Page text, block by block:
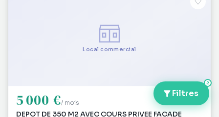
Filtres
2
Local commercial
5 000 €/ mois
DEPOT DE 350 M2 AVEC COURS PRIVEE FACADE